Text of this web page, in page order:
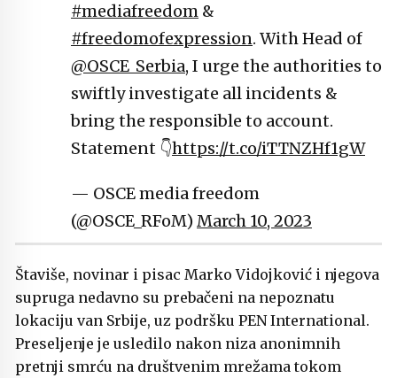
#mediafreedom &
#freedomofexpression. With Head of
@OSCE_Serbia, I urge the authorities to
swiftly investigate all incidents &
bring the responsible to account.
Statement 👇https://t.co/iTTNZHf1gW
— OSCE media freedom
(@OSCE_RFoM) March 10, 2023
Štaviše, novinar i pisac Marko Vidojković i njegova
supruga nedavno su prebačeni na nepoznatu
lokaciju van Srbije, uz podršku PEN International.
Preseljenje je usledilo nakon niza anonimnih
pretnji smrću na društvenim mrežama tokom